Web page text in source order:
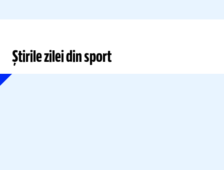
Știrile zilei din sport